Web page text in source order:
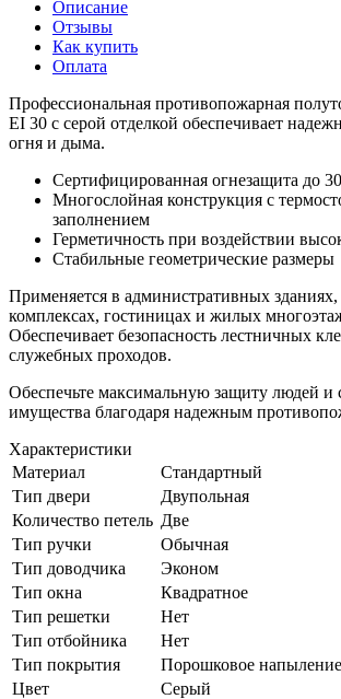
Описание
Отзывы
Как купить
Оплата
Профессиональная противопожарная
EI 30 с серой отделкой обеспечивает
огня и дыма.
Сертифицированная огнезащита до
Многослойная конструкция с
заполнением
Герметичность при воздействии
Стабильные геометрические размеры
Применяется в административных зданиях,
комплексах, гостиницах и жилых
Обеспечивает безопасность лестничных
служебных проходов.
Обеспечьте максимальную защиту людей и
имущества благодаря надежным
Характеристики
Материал
Стандартный
Тип двери
Двупольная
Количество петель Две
Тип ручки
Обычная
Тип доводчика
Эконом
Тип окна
Квадратное
Тип решетки
Нет
Тип отбойника
Нет
Тип покрытия
Порошковое напыление
Цвет
Серый